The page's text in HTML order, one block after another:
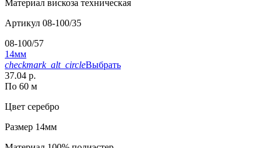
Материал вискоза техническая
Артикул 08-100/35
08-100/57
14мм
checkmark_alt_circleВыбрать
37.04 р.
По 60 м
Цвет серебро
Размер 14мм